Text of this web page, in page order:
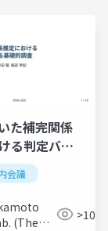
た補完関係
る判定バイ
る基礎的調
会議
(The
>100